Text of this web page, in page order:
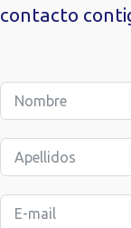
contacto